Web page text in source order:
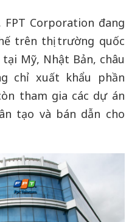
Corporation đang
trên thị trường quốc
Mỹ, Nhật Bản, châu
chỉ xuất khẩu phần
tham gia các dự án
tạo và bán dẫn cho